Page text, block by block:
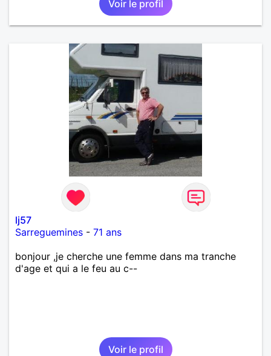
Voir le profil
lj57
Sarreguemines - 71 ans
bonjour ,je cherche une femme dans ma tranche
d'age et qui a le feu au c--
Voir le profil